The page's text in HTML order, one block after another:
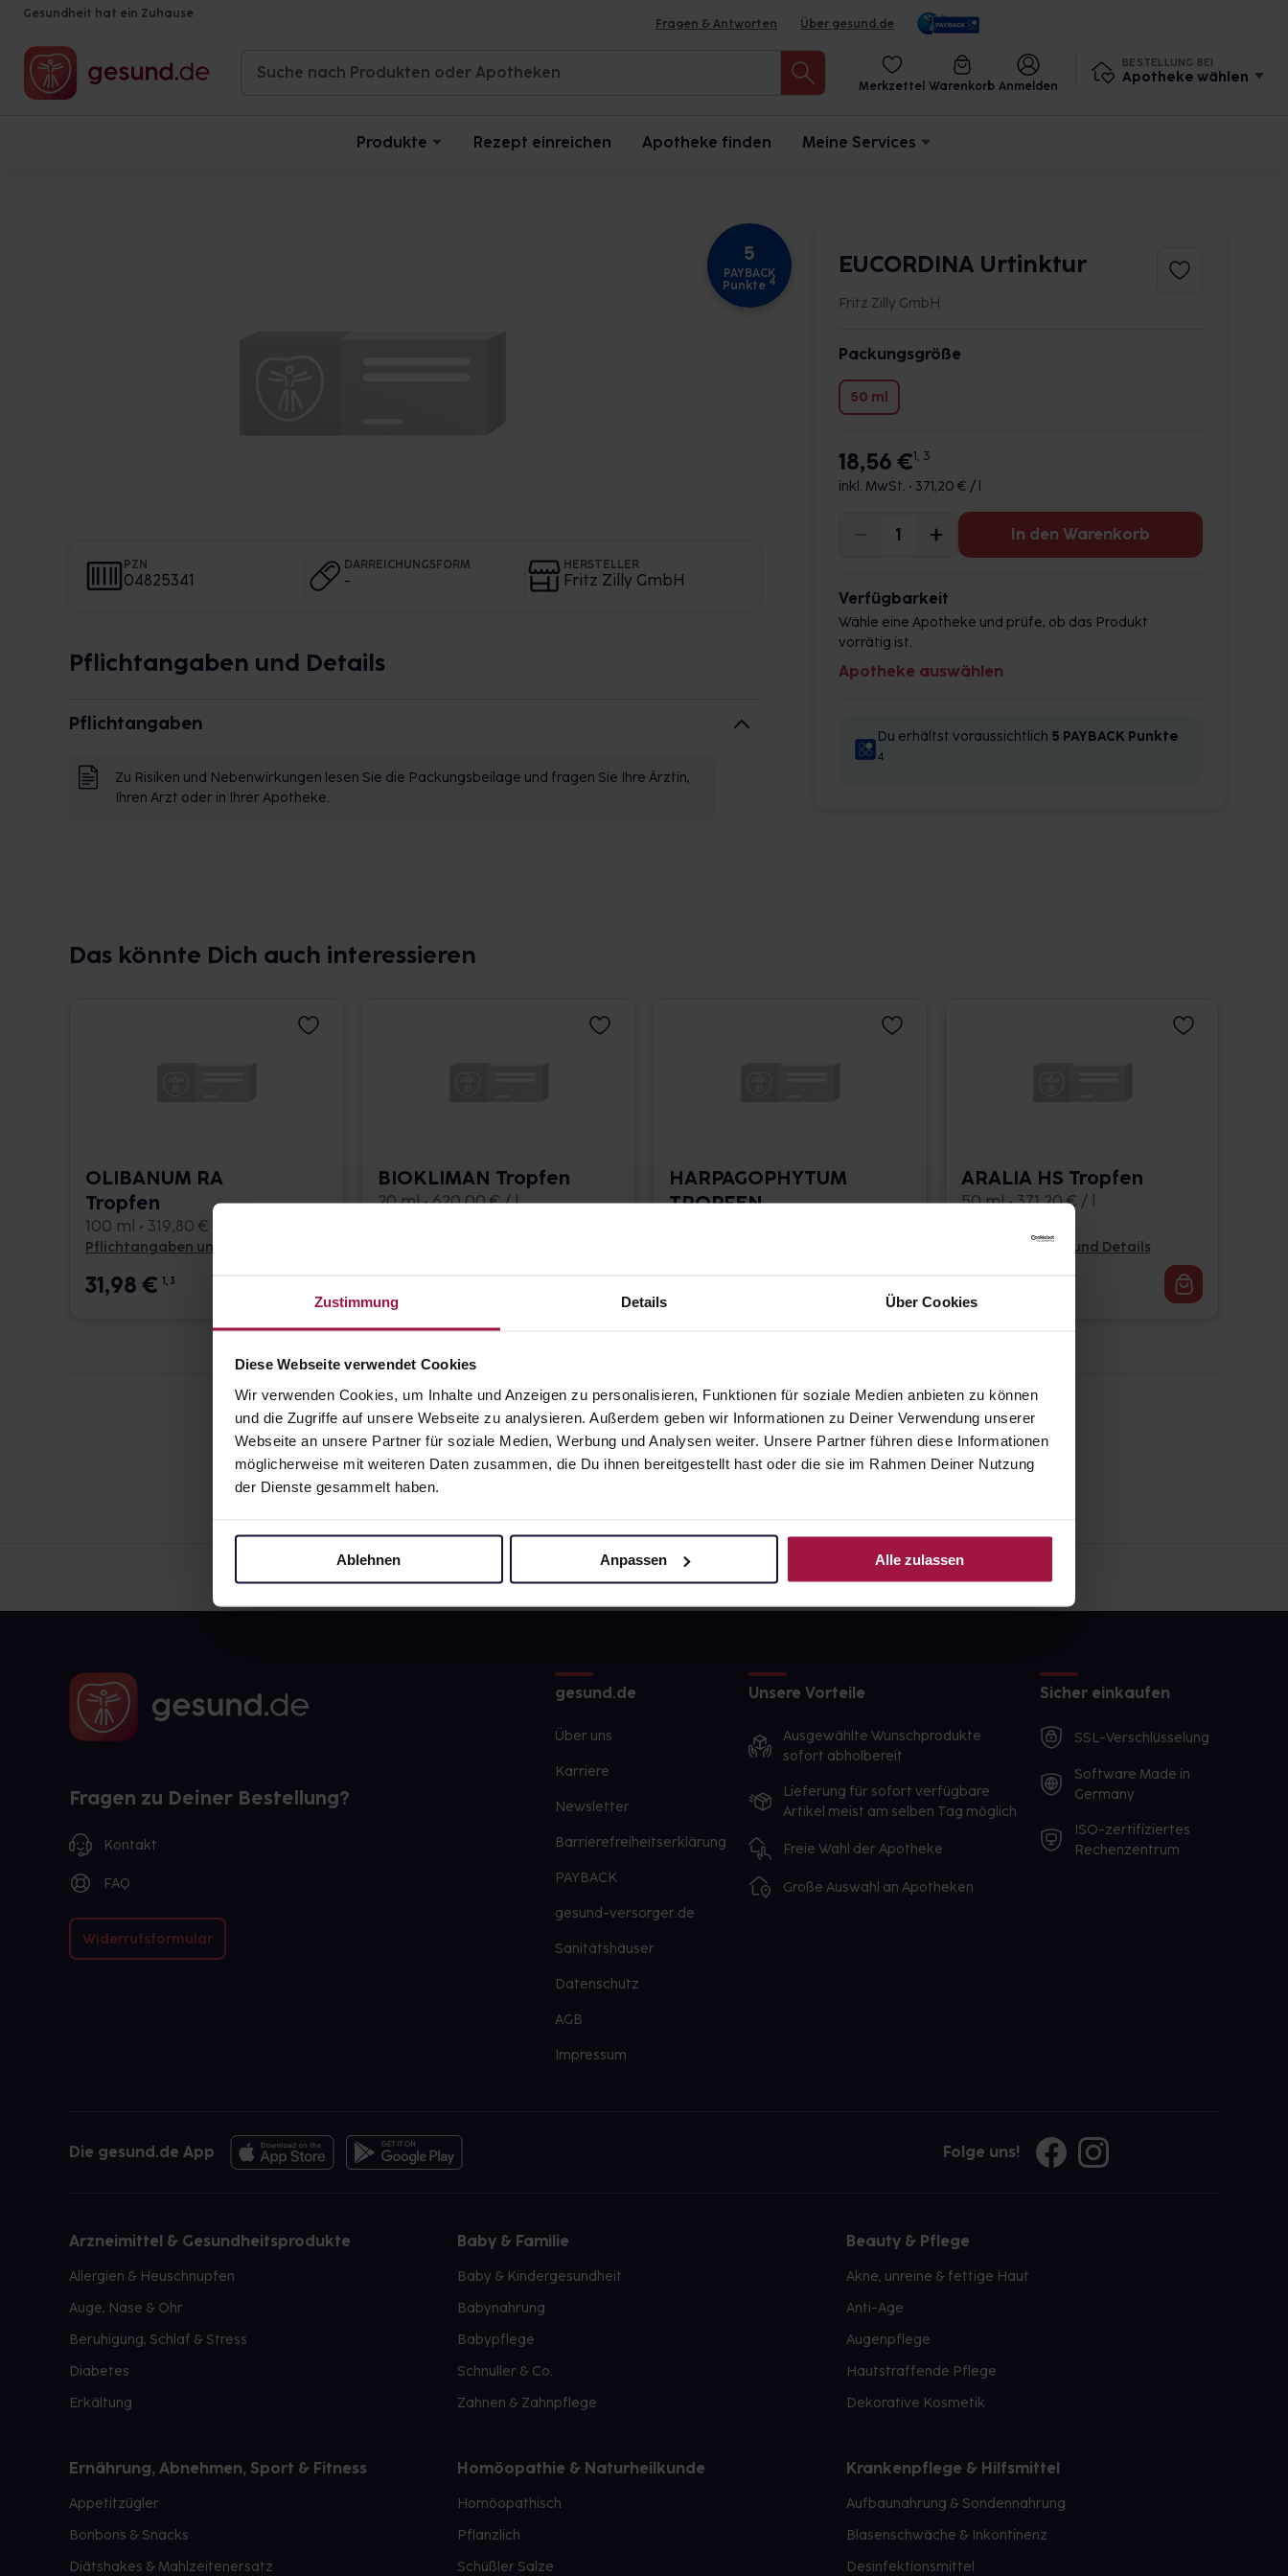
Zustimmung Details Über Cookies
Diese Webseite verwendet Cookies
Wir verwenden Cookies, um Inhalte und Anzeigen zu personalisieren, Funktionen für soziale Medien anbieten zu können
und die Zugriffe auf unsere Webseite zu analysieren. Außerdem geben wir Informationen zu Deiner Verwendung unserer
Webseite an unsere Partner für soziale Medien, Werbung und Analysen weiter. Unsere Partner führen diese Informationen
möglicherweise mit weiteren Daten zusammen, die Du ihnen bereitgestellt hast oder die sie im Rahmen Deiner Nutzung
der Dienste gesammelt haben.
Ablehnen Anpassen Alle zulassen
Gesundheit hat ein Zuhause
Fragen & Antworten Über gesund.de
Merkzettel Warenkorb Anmelden
BESTELLUNG BEI
Apotheke wählen
Produkte Rezept einreichen Apotheke finden Meine Services
5
PAYBACK
Punkte 4
PZN
04825341
DARREICHUNGSFORM
-
HERSTELLER
Fritz Zilly GmbH
Pflichtangaben und Details
Pflichtangaben
Zu Risiken und Nebenwirkungen lesen Sie die Packungsbeilage und fragen Sie Ihre Ärztin,
Ihren Arzt oder in Ihrer Apotheke.
EUCORDINA Urtinktur
Fritz Zilly GmbH
Packungsgröße
50 ml
18,56 €1, 3
inkl. MwSt. • 371,20 € / l
In den Warenkorb
Verfügbarkeit
Wähle eine Apotheke und prüfe, ob das Produkt
vorrätig ist.
Apotheke auswählen
Du erhältst voraussichtlich 5 PAYBACK Punkte
4
Das könnte Dich auch interessieren
OLIBANUM RA
Tropfen
100 ml • 319,80 € / l
Pflichtangaben und Details
31,98€ 1, 3
BIOKLIMAN Tropfen
20 ml • 620,00 € / l
HARPAGOPHYTUM
TROPFEN
ARALIA HS Tropfen
50 ml • 371,20 € / l
Pflichtangaben und Details
Fragen zu Deiner Bestellung?
Kontakt
FAQ
Widerrufsformular
gesund.de
Über uns
Karriere
Newsletter
Barrierefreiheitserklärung
PAYBACK
gesund-versorger.de
Sanitätshäuser
Datenschutz
AGB
Impressum
Unsere Vorteile
Ausgewählte Wunschprodukte
sofort abholbereit
Lieferung für sofort verfügbare
Artikel meist am selben Tag möglich
Freie Wahl der Apotheke
Große Auswahl an Apotheken
Sicher einkaufen
SSL-Verschlüsselung
Software Made in
Germany
ISO-zertifiziertes
Rechenzentrum
Die gesund.de App Folge uns!
Arzneimittel & Gesundheitsprodukte
Allergien & Heuschnupfen
Auge, Nase & Ohr
Beruhigung, Schlaf & Stress
Diabetes
Erkältung
Baby & Familie
Baby & Kindergesundheit
Babynahrung
Babypflege
Schnuller & Co.
Zahnen & Zahnpflege
Beauty & Pflege
Akne, unreine & fettige Haut
Anti-Age
Augenpflege
Hautstraffende Pflege
Dekorative Kosmetik
Ernährung, Abnehmen, Sport & Fitness
Appetitzügler
Bonbons & Snacks
Diätshakes & Mahlzeitenersatz
Homöopathie & Naturheilkunde
Homöopathisch
Pflanzlich
Schüßler Salze
Krankenpflege & Hilfsmittel
Aufbaunahrung & Sondennahrung
Blasenschwäche & Inkontinenz
Desinfektionsmittel